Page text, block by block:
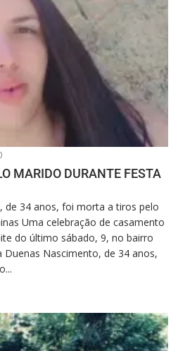
MARIDO DURANTE FESTA
de 34 anos, foi morta a tiros pelo
Uma celebração de casamento
do último sábado, 9, no bairro
Duenas Nascimento, de 34 anos,